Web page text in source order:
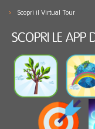
Scopri il Virtual Tour
SCOPRI LE APP